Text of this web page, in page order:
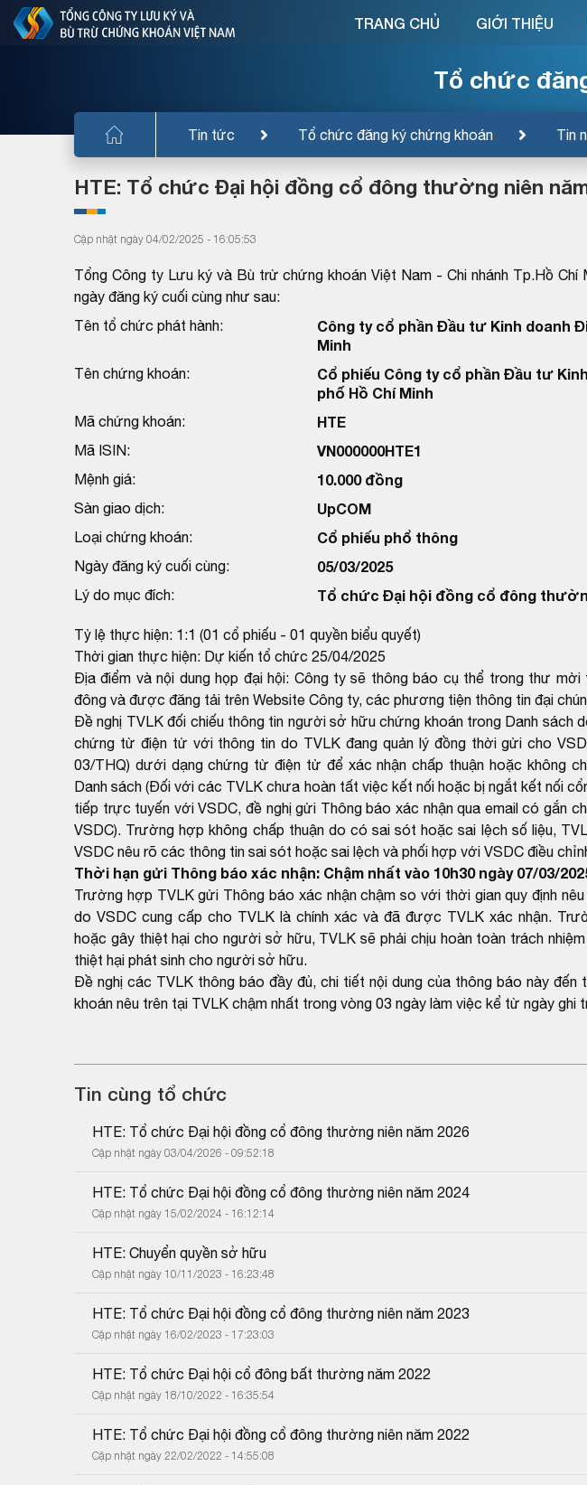
Tổ chức
Tin tức Tổ chức đăng ký chứng khoán Tin
TRANG CHỦ GIỚI THIỆU
HTE: Tổ chức Đại hội đồng cổ đông thường niên
Cập nhật ngày 04/02/2025 - 16:05:53
Tổng Công ty Lưu ký và Bù trừ chứng khoán Việt Nam - Chi nhánh Tp.Hồ Chí
ngày đăng ký cuối cùng như sau:
Tên tổ chức phát hành:
Công ty cổ phần Đầu tư Kinh doanh
Minh
Tên chứng khoán:
Cổ phiếu Công ty cổ phần Đầu tư
phố Hồ Chí Minh
Mã chứng khoán: HTE
Mã ISIN: VN000000HTE1
Mệnh giá: 10.000 đồng
Sàn giao dịch: UpCOM
Loại chứng khoán: Cổ phiếu phổ thông
Ngày đăng ký cuối cùng: 05/03/2025
Lý do mục đích: Tổ chức Đại hội đồng cổ đông
Tỷ lệ thực hiện: 1:1 (01 cổ phiếu - 01 quyền biểu quyết)
Thời gian thực hiện: Dự kiến tổ chức 25/04/2025
Địa điểm và nội dung họp đại hội: Công ty sẽ thông báo cụ thể trong thư
đông và được đăng tải trên Website Công ty, các phương tiện thông tin đại
Đề nghị TVLK đối chiếu thông tin người sở hữu chứng khoán trong Danh sách
chứng từ điện tử với thông tin do TVLK đang quản lý đồng thời gửi cho
03/THQ) dưới dạng chứng từ điện tử để xác nhận chấp thuận hoặc không
Danh sách (Đối với các TVLK chưa hoàn tất việc kết nối hoặc bị ngắt kết nối
tiếp trực tuyến với VSDC, đề nghị gửi Thông báo xác nhận qua email có gắn
VSDC). Trường hợp không chấp thuận do có sai sót hoặc sai lệch số liệu,
VSDC nêu rõ các thông tin sai sót hoặc sai lệch và phối hợp với VSDC điều
Thời hạn gửi Thông báo xác nhận: Chậm nhất vào 10h30 ngày 07/03/
Trường hợp TVLK gửi Thông báo xác nhận chậm so với thời gian quy định
do VSDC cung cấp cho TVLK là chính xác và đã được TVLK xác nhận.
hoặc gây thiệt hại cho người sở hữu, TVLK sẽ phải chịu hoàn toàn trách
thiệt hại phát sinh cho người sở hữu.
Đề nghị các TVLK thông báo đầy đủ, chi tiết nội dung của thông báo này
khoán nêu trên tại TVLK chậm nhất trong vòng 03 ngày làm việc kể từ ngày ghi
Tin cùng tổ chức
HTE: Tổ chức Đại hội đồng cổ đông thường niên năm 2026
Cập nhật ngày 03/04/2026 - 09:52:18
HTE: Tổ chức Đại hội đồng cổ đông thường niên năm 2024
Cập nhật ngày 15/02/2024 - 16:12:14
HTE: Chuyển quyền sở hữu
Cập nhật ngày 10/11/2023 - 16:23:48
HTE: Tổ chức Đại hội đồng cổ đông thường niên năm 2023
Cập nhật ngày 16/02/2023 - 17:23:03
HTE: Tổ chức Đại hội cổ đông bất thường năm 2022
Cập nhật ngày 18/10/2022 - 16:35:54
HTE: Tổ chức Đại hội đồng cổ đông thường niên năm 2022
Cập nhật ngày 22/02/2022 - 14:55:08